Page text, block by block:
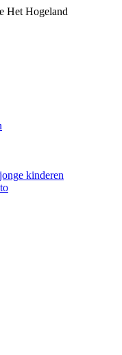
Het Hogeland
kinderen